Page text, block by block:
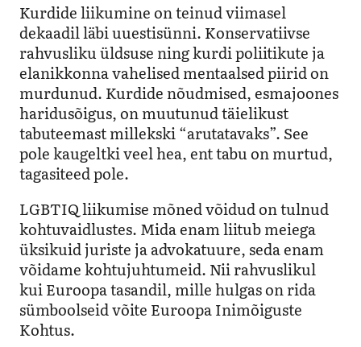
Kurdide liikumine on teinud viimasel
dekaadil läbi uuestisünni. Konservatiivse
rahvusliku üldsuse ning kurdi poliitikute ja
elanikkonna vahelised mentaalsed piirid on
murdunud. Kurdide nõudmised, esmajoones
haridusõigus, on muutunud täielikust
tabuteemast millekski “arutatavaks”. See
pole kaugeltki veel hea, ent tabu on murtud,
tagasiteed pole.
LGBTIQ liikumise mõned võidud on tulnud
kohtuvaidlustes. Mida enam liitub meiega
üksikuid juriste ja advokatuure, seda enam
võidame kohtujuhtumeid. Nii rahvuslikul
kui Euroopa tasandil, mille hulgas on rida
sümboolseid võite Euroopa Inimõiguste
Kohtus.